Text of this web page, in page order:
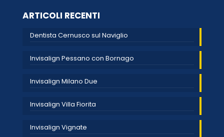
ARTICOLI RECENTI
Dentista Cernusco sul Naviglio
Invisalign Pessano con Bornago
Invisalign Milano Due
Invisalign Villa Fiorita
Invisalign Vignate